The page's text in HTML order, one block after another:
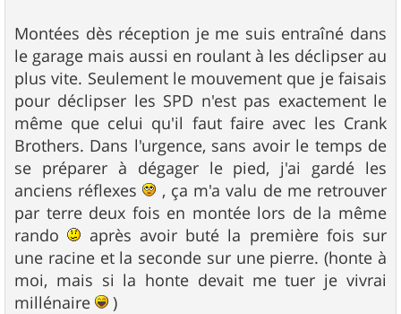
Montées dès réception je me suis entraîné dans
le garage mais aussi en roulant à les déclipser au
plus vite. Seulement le mouvement que je faisais
pour déclipser les SPD n'est pas exactement le
même que celui qu'il faut faire avec les Crank
Brothers. Dans l'urgence, sans avoir le temps de
se préparer à dégager le pied, j'ai gardé les
anciens réflexes
, ça m'a valu de me retrouver
par terre deux fois en montée lors de la même
rando
après avoir buté la première fois sur
une racine et la seconde sur une pierre. (honte à
moi, mais si la honte devait me tuer je vivrai
millénaire
)